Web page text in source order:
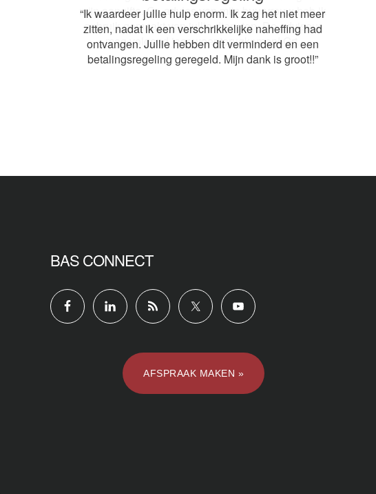
“Ik waardeer jullie hulp enorm. Ik zag het niet meer
zitten, nadat ik een verschrikkelijke naheffing had
ontvangen. Jullie hebben dit verminderd en een
betalingsregeling geregeld. Mijn dank is groot!!”
mijn aangifte. Op advies van mijn buurvrouw heb ik
gebruik gemaakt van jullie diensten. De adviseur
mag volgend jaar weer terugkomen! Grt.
BAS CONNECT
AFSPRAAK MAKEN »